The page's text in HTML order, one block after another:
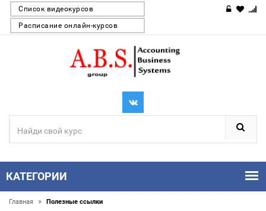
Список видеокурсов
Расписание онлайн-курсов
КАТЕГОРИИ
Главная » Полезные ссылки